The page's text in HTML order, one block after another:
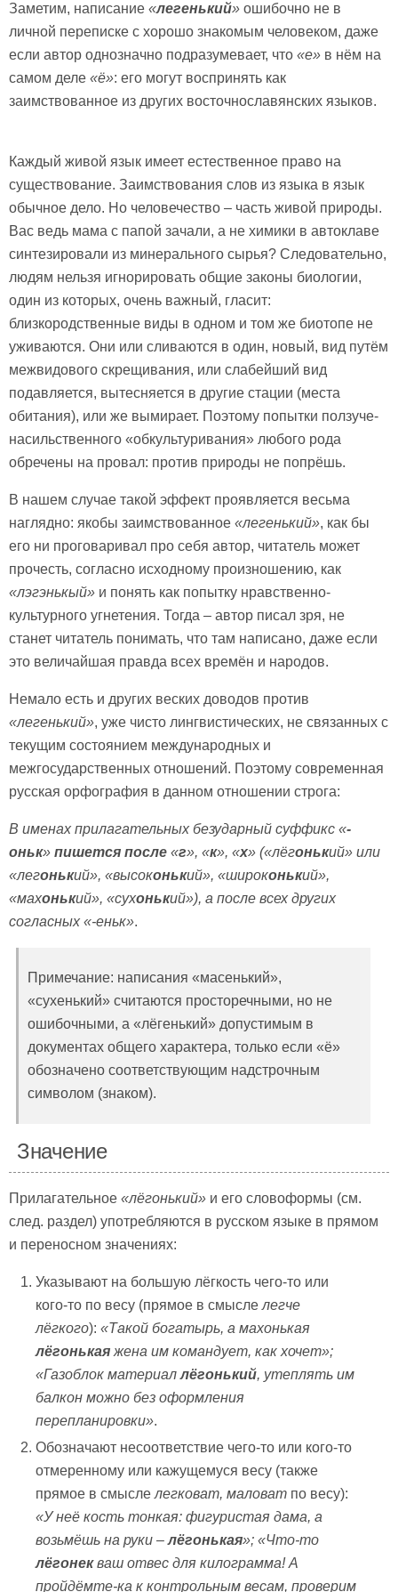
Заметим, написание «легенький» ошибочно не в
личной переписке с хорошо знакомым человеком, даже
если автор однозначно подразумевает, что «е» в нём на
самом деле «ё»: его могут воспринять как
заимствованное из других восточнославянских языков.
Каждый живой язык имеет естественное право на
существование. Заимствования слов из языка в язык
обычное дело. Но человечество – часть живой природы.
Вас ведь мама с папой зачали, а не химики в автоклаве
синтезировали из минерального сырья? Следовательно,
людям нельзя игнорировать общие законы биологии,
один из которых, очень важный, гласит:
близкородственные виды в одном и том же биотопе не
уживаются. Они или сливаются в один, новый, вид путём
межвидового скрещивания, или слабейший вид
подавляется, вытесняется в другие стации (места
обитания), или же вымирает. Поэтому попытки ползуче-
насильственного «обкультуривания» любого рода
обречены на провал: против природы не попрёшь.
В нашем случае такой эффект проявляется весьма
наглядно: якобы заимствованное «легенький», как бы
его ни проговаривал про себя автор, читатель может
прочесть, согласно исходному произношению, как
«лэгэнькый» и понять как попытку нравственно-
культурного угнетения. Тогда – автор писал зря, не
станет читатель понимать, что там написано, даже если
это величайшая правда всех времён и народов.
Немало есть и других веских доводов против
«легенький», уже чисто лингвистических, не связанных с
текущим состоянием международных и
межгосударственных отношений. Поэтому современная
русская орфография в данном отношении строга:
В именах прилагательных безударный суффикс «-
оньк» пишется после «г», «к», «х» («лёгонький» или
«легонький», «высоконький», «широконький»,
«махонький», «сухонький»), а после всех других
согласных «-еньк».
Примечание: написания «масенький»,
«сухенький» считаются просторечными, но не
ошибочными, а «лёгенький» допустимым в
документах общего характера, только если «ё»
обозначено соответствующим надстрочным
символом (знаком).
Значение
Прилагательное «лёгонький» и его словоформы (см.
след. раздел) употребляются в русском языке в прямом
и переносном значениях:
Указывают на большую лёгкость чего-то или
кого-то по весу (прямое в смыслелегче
лёгкого):«Такой богатырь, а махонькая
лёгонькая жена им командует, как хочет»;
«Газоблок материаллёгонький, утеплять им
балкон можно без оформления
перепланировки».
Обозначают несоответствие чего-то или кого-то
отмеренному или кажущемуся весу (также
прямое в смыслелегковат, маловат по весу):
«У неё кость тонкая: фигуристая дама, а
возьмёшь на руки –лёгонькая»; «Что-то
лёгонекваш отвес для килограмма! А
пройдёмте-ка к контрольным весам, проверим